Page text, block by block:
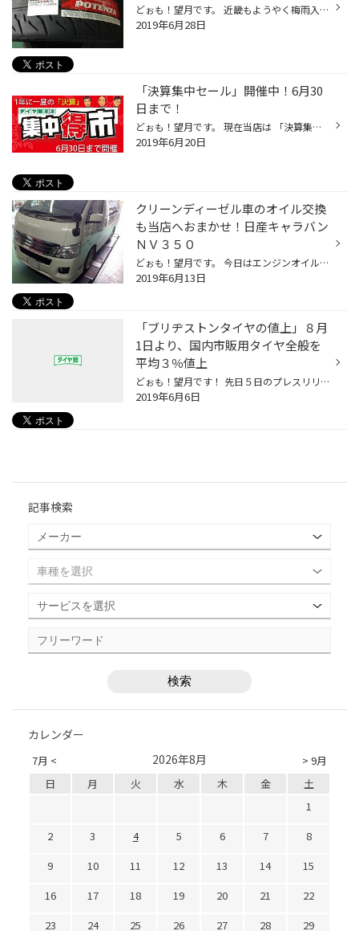
どぉも！望月です。 近畿もようやく梅雨入りですね～ 雨やら台風やら報じられていますので、外出の際は十分お気を付け下さい。 当店で開催中の「決算集中セール」も残すところ後２日 週末も天気が荒れそうですが、皆様のお越しを心よりお待ちしております！ ※気象情報は気象庁の物です。 今日は！タ...
2019年6月28日
「決算集中セール」開催中！6月30
日まで！
どぉも！望月です。 現在当店は 「決算集中セール」を開催中です！！ 期間中 タイヤ・ホイールをはじめ 各種カー用品をお値打ち価格でご奉仕致します！ 特にタイヤは ８月１日から値上がりします。 ノーマルタイヤ・スタッドレスタイヤ共に「今が買い時」 この機会お見逃しなく！！ また当店Ｗｅｂ...
2019年6月20日
クリーンディーゼル車のオイル交換
も当店へおまかせ！日産キャラバン
ＮＶ３５０
どぉも！望月です。 今日はエンジンオイルの交換事例をご紹介！ お車は「日産 ＮＶ350キャラバン」2.5リッターディーゼルエンジン車です。 働く車の代表格 ハイエース＆キャラバン 広い荷室と燃費も良く、仕事道具を満載してもパワフルに走れるディーゼルエンジンは、まさにもってこいの組み合わせ...
2019年6月13日
「ブリヂストンタイヤの値上」８月
1日より、国内市販用タイヤ全般を
平均３％値上
どぉも！望月です！ 先日５日のプレスリリースで発表された （株）ブリヂストン の国内市販用タイヤ値上げのニュースです。 物流コストの高騰により、現状より平均「3％」の値上となります。 詳しくはブリヂストンの企業サイトより ↓↓↓↓↓↓↓ ブリヂストン企業サイト「国内市販用タイヤの値上げについ...
2019年6月6日
記事検索
カレンダー
7月 < > 9月
2026年8月
日 月 火 水 木 金
土
1
2
3 4 5 6 7
8
9
10 11 12 13 14
15
16
17 18 19 20 21
22
23
24 25 26 27 28
29